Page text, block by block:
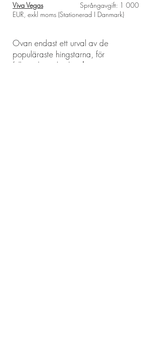
Viva VegasSprångavgift: 1 000
EUR, exkl moms (Stationerad I Danmark)
Ovan endast ett urval av de
populäraste hingstarna, för
fullständigt utbud se här.